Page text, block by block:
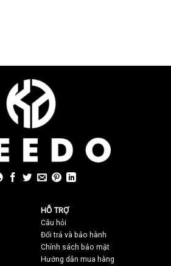
HỖ TRỢ
Câu hỏi
Đổi trả và bảo hành
Chính sách bảo mật
Hướng dẫn mua hàng